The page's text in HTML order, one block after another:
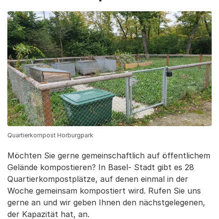
Quartierkompost Horburgpark
Möchten Sie gerne gemeinschaftlich auf öffentlichem
Gelände kompostieren? In Basel- Stadt gibt es 28
Quartierkompostplätze, auf denen einmal in der
Woche gemeinsam kompostiert wird. Rufen Sie uns
gerne an und wir geben Ihnen den nächstgelegenen,
der Kapazität hat, an.